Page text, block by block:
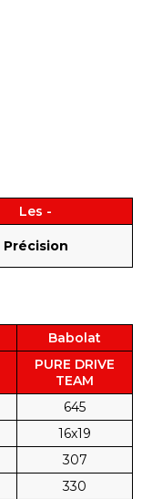
Les -
Précision
Babolat
PURE DRIVE
TEAM
645
16x19
307
330